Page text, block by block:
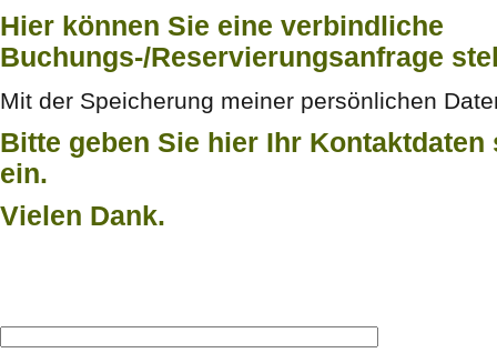
Hier können Sie eine verbindliche
Buchungs-/Reservierungsanfrage
Mit der Speicherung meiner persönlichen
Bitte geben Sie hier Ihr Kontaktdaten
ein.
Vielen Dank.